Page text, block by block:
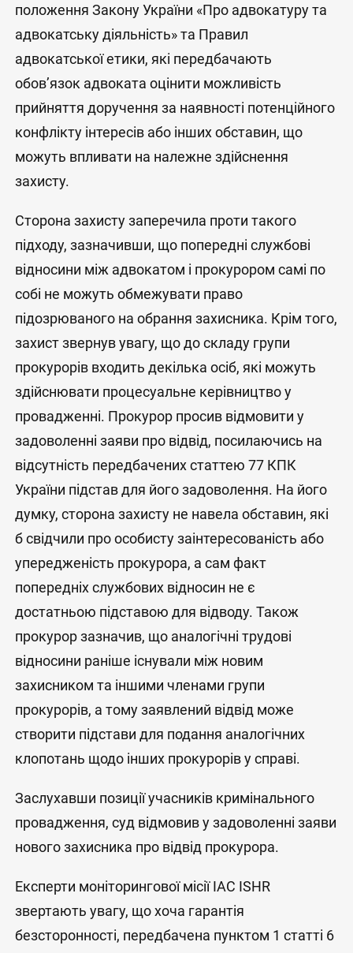
положення Закону України «Про адвокатуру та
адвокатську діяльність» та Правил
адвокатської етики, які передбачають
обов’язок адвоката оцінити можливість
прийняття доручення за наявності потенційного
конфлікту інтересів або інших обставин, що
можуть впливати на належне здійснення
захисту.
Сторона захисту заперечила проти такого
підходу, зазначивши, що попередні службові
відносини між адвокатом і прокурором самі по
собі не можуть обмежувати право
підозрюваного на обрання захисника. Крім того,
захист звернув увагу, що до складу групи
прокурорів входить декілька осіб, які можуть
здійснювати процесуальне керівництво у
провадженні. Прокурор просив відмовити у
задоволенні заяви про відвід, посилаючись на
відсутність передбачених статтею 77 КПК
України підстав для його задоволення. На його
думку, сторона захисту не навела обставин, які
б свідчили про особисту заінтересованість або
упередженість прокурора, а сам факт
попередніх службових відносин не є
достатньою підставою для відводу. Також
прокурор зазначив, що аналогічні трудові
відносини раніше існували між новим
захисником та іншими членами групи
прокурорів, а тому заявлений відвід може
створити підстави для подання аналогічних
клопотань щодо інших прокурорів у справі.
Заслухавши позиції учасників кримінального
провадження, суд відмовив у задоволенні заяви
нового захисника про відвід прокурора.
Експерти моніторингової місії IAC ISHR
звертають увагу, що хоча гарантія
безсторонності, передбачена пунктом 1 статті 6